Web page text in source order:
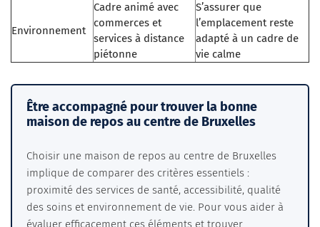
Environnement
Cadre animé avec
commerces et
services à distance
piétonne
S’assurer que
l’emplacement reste
adapté à un cadre de
vie calme
Être accompagné pour trouver la bonne
maison de repos au centre de Bruxelles
Choisir une maison de repos au centre de Bruxelles
implique de comparer des critères essentiels :
proximité des services de santé, accessibilité, qualité
des soins et environnement de vie. Pour vous aider à
évaluer efficacement ces éléments et trouver